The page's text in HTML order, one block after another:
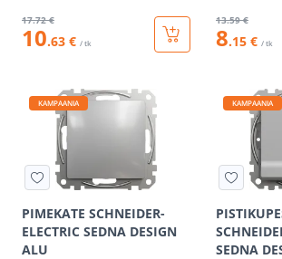
17.72 €
10.63 € / tk
13.59 €
8.15 € / tk
KAMPAANIA
PIMEKATE SCHNEIDER-
ELECTRIC SEDNA DESIGN
ALU
KAMPAANIA
SEDNA